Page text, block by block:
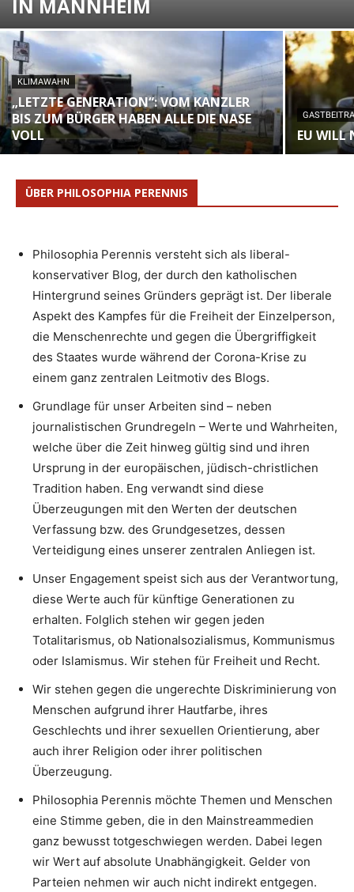
N MANNHEIM
KLIMAWAHN
„LETZTE GENERATION“: VOM KANZLER
BIS ZUM BÜRGER HABEN ALLE DIE NASE
VOLL
EU WILL
ÜBER PHILOSOPHIA PERENNIS
Philosophia Perennis versteht sich als liberal-
konservativer Blog, der durch den katholischen
Hintergrund seines Gründers geprägt ist. Der liberale
Aspekt des Kampfes für die Freiheit der Einzelperson,
die Menschenrechte und gegen die Übergriffigkeit
des Staates wurde während der Corona-Krise zu
einem ganz zentralen Leitmotiv des Blogs.
Grundlage für unser Arbeiten sind – neben
journalistischen Grundregeln – Werte und Wahrheiten,
welche über die Zeit hinweg gültig sind und ihren
Ursprung in der europäischen, jüdisch-christlichen
Tradition haben. Eng verwandt sind diese
Überzeugungen mit den Werten der deutschen
Verfassung bzw. des Grundgesetzes, dessen
Verteidigung eines unserer zentralen Anliegen ist.
Unser Engagement speist sich aus der Verantwortung,
diese Werte auch für künftige Generationen zu
erhalten. Folglich stehen wir gegen jeden
Totalitarismus, ob Nationalsozialismus, Kommunismus
oder Islamismus. Wir stehen für Freiheit und Recht.
Wir stehen gegen die ungerechte Diskriminierung von
Menschen aufgrund ihrer Hautfarbe, ihres
Geschlechts und ihrer sexuellen Orientierung, aber
auch ihrer Religion oder ihrer politischen
Überzeugung.
Philosophia Perennis möchte Themen und Menschen
eine Stimme geben, die in den Mainstreammedien
ganz bewusst totgeschwiegen werden. Dabei legen
wir Wert auf absolute Unabhängigkeit. Gelder von
Parteien nehmen wir auch nicht indirekt entgegen.